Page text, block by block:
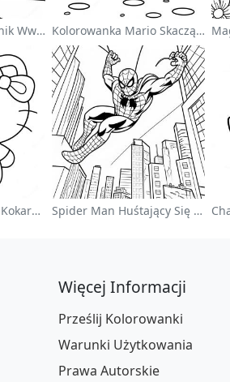
Kolorowanka Zapaśnik Wwe Skaczący Na Przeciwnika Kolorowanka Mario Skaczący Nad Goombami
Urocza Hello Kitty Z Kokardką - Kolorowanka Spider Man Huśtający Się Przez Miasto - Kolorowanka
Więcej Informacji
Prześlij Kolorowanki
Warunki Użytkowania
Prawa Autorskie